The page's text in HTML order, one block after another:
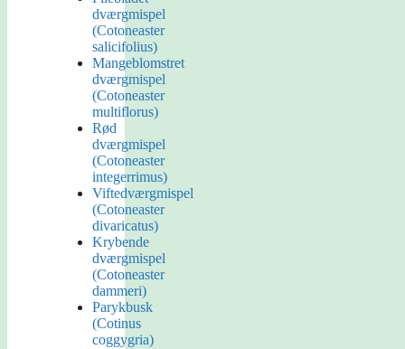
dværgmispel
(Cotoneaster
salicifolius)
Mangeblomstret
dværgmispel
(Cotoneaster
multiflorus)
Rød
dværgmispel
(Cotoneaster
integerrimus)
Viftedværgmispel
(Cotoneaster
divaricatus)
Krybende
dværgmispel
(Cotoneaster
dammeri)
Parykbusk
(Cotinus
coggygria)